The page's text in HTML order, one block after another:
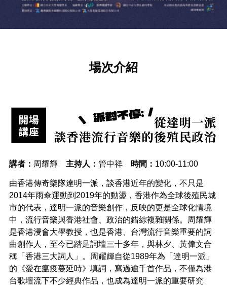
場次介紹
講者： 周耀輝 主持人： 管中祥 時間： 10:00-11:00
由香港傳奇樂隊達明一派，談香港近年的變化，不只是
2014年雨傘運動到2019年的動盪，香港作為全球後殖民城
市的代表，達明一派的音樂創作，反映的更是全球化情境
中，流行音樂與香港社會、政治的錯綜複雜關係。周耀輝
是香港浸會大學教授，也是香港、台灣流行音樂重要的詞
曲創作人，至今已踏足詞壇三十多年，與林夕、黃偉文合
稱「香港三大詞人」。周耀輝自從1989年為「達明一派」
的《愛在瘟疫蔓延時》填詞，寫過逾千首作品，不僅為港
台歌壇流下不少經典作品，也成為達明一派的重要研究